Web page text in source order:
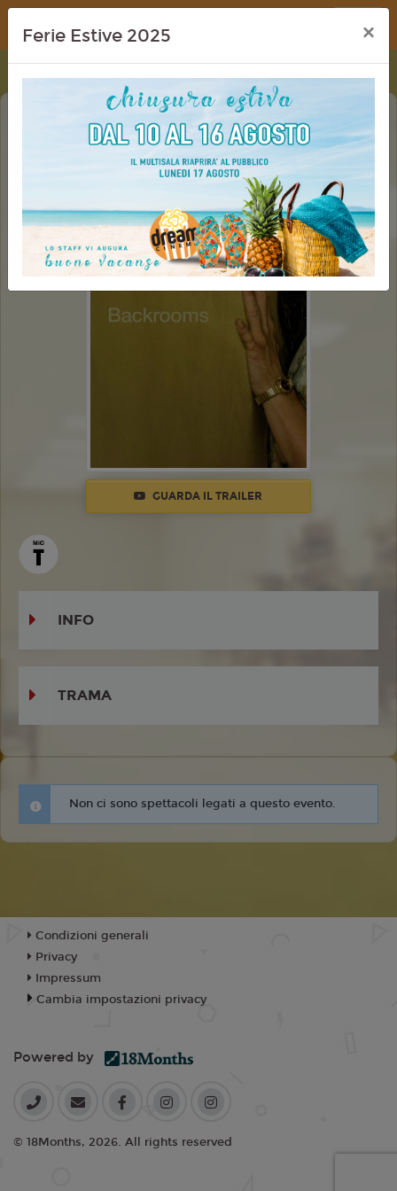
Dream Cinema
BACKROOMS
GUARDA IL TRAILER
INFO
TRAMA
Non ci sono spettacoli legati a questo evento.
Ferie Estive 2025 ×
Condizioni generali
Privacy
Impressum
Cambia impostazioni privacy
Powered by
© 18Months, 2026. All rights reserved